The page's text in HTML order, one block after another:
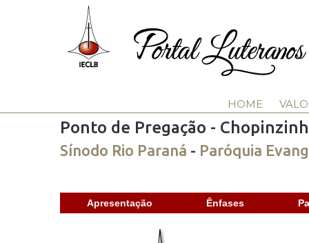
HOME
Ponto de Pregação -
Sínodo Rio Paraná - Paróquia
Apresentação Ênfases